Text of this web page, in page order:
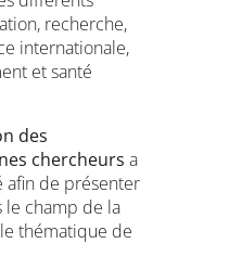
recherche,
internationale,
et santé
des
chercheurs a
afin de présenter
le champ de la
thématique de